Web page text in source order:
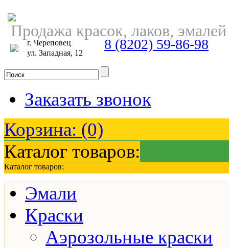
Продажа красок, лаков,
г. Череповец
ул. Западная, 12
8 (8202) 59-86-98
Заказать звонок
Корзина: (0)
Каталог товаров:
Каталог товаров:
Эмали
Краски
Аэрозольные краски